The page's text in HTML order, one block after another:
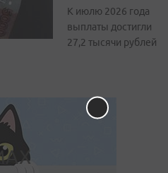
К июлю 2026 года
выплаты достигли
27,2 тысячи рублей